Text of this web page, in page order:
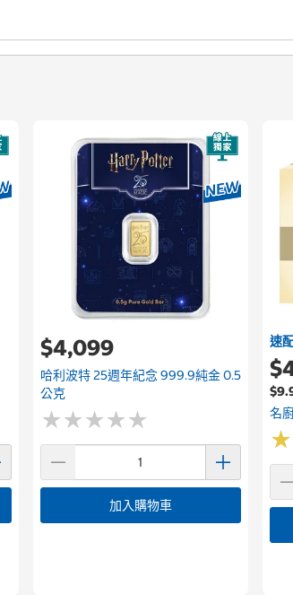
$4,099
哈利波特 25週年紀念 999.9純金 0.5
公克
★★★★★
★★★★★
加入購物車
速
名
★
★